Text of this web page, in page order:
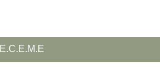
E.C.E.M.E